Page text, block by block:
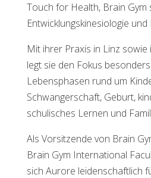
Touch for Health, Brain Gym
Entwicklungskinesiologie und
Mit ihrer Praxis in Linz
legt sie den Fokus
Lebensphasen rund um
Schwangerschaft, Geburt,
schulisches Lernen und
Als Vorsitzende von Brain
Brain Gym International
sich Aurore leidenschaftlich